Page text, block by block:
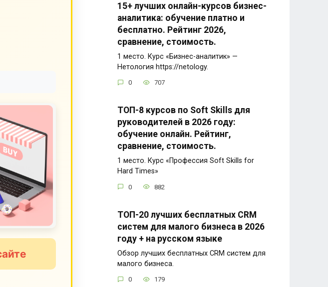
15+ лучших онлайн-курсов бизнес-
аналитика: обучение платно и
бесплатно. Рейтинг 2026,
сравнение, стоимость.
1 место. Курс «Бизнес-аналитик» —
Нетология https://netology.
0 707
ТОП-8 курсов по Soft Skills для
руководителей в 2026 году:
обучение онлайн. Рейтинг,
сравнение, стоимость.
1 место. Курс «Профессия Soft Skills for
Hard Times»
0 882
ТОП-20 лучших бесплатных CRM
систем для малого бизнеса в 2026
году + на русском языке
Обзор лучших бесплатных CRM систем для
малого бизнеса.
0 179